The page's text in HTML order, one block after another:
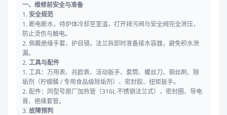
一、维修前安全与准备
1.安全规范
1. 断电断水，待炉体冷却至室温，打开排污阀与安全阀完全泄压，
防止烫伤与触电。
2. 佩戴绝缘手套、护目镜，法兰拆卸时准备接水容器，避免积水泄
漏。
2.工具与配件
1. 工具：万用表、兆欧表、活动扳手、套筒、螺丝刀、钢丝刷、除
垢剂（柠檬酸 / 专用食品级除垢剂）、密封胶、扭矩扳手。
2. 配件：同型号原厂加热管（316L 不锈钢法兰式）、密封圈、导电
膏、绝缘套管。
3.故障预判